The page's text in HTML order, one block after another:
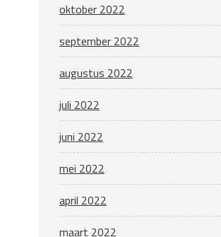
oktober 2022
september 2022
augustus 2022
juli 2022
juni 2022
mei 2022
april 2022
maart 2022